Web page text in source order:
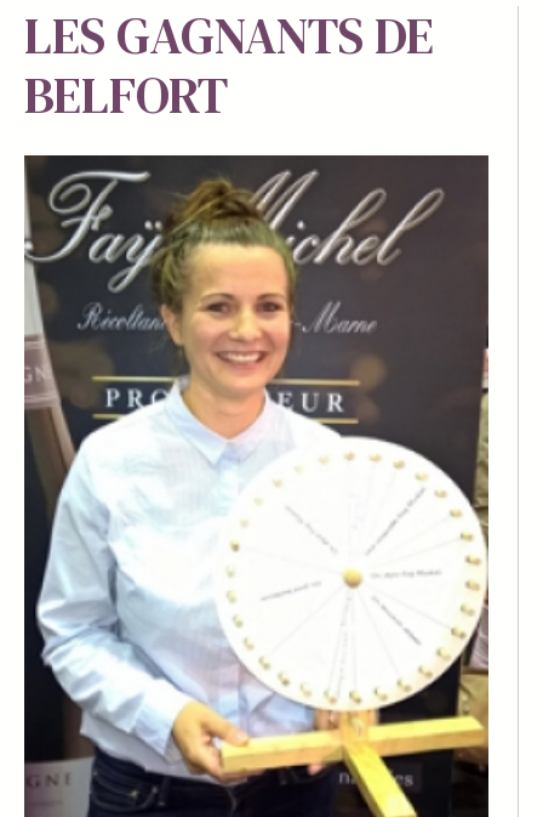
LES GAGNANTS DE
BELFORT